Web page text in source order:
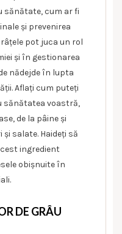
sănătate, cum ar fi
și prevenirea
pot juca un rol
și în gestionarea
nădejde în lupta
Aflați cum puteți
sănătatea voastră,
de la pâine și
salate. Haideți să
ingredient
obișnuite în
DE GRÂU